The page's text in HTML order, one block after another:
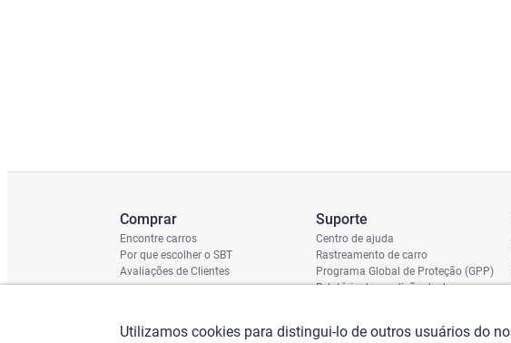
Comprar
Encontre carros
Por que escolher o SBT
Avaliações de Clientes
Suporte
Centro de ajuda
Rastreamento de carro
Programa Global de Proteção (GPP)
Relatório de condição de dano
Utilizamos cookies para distingui-lo de outros usuários do